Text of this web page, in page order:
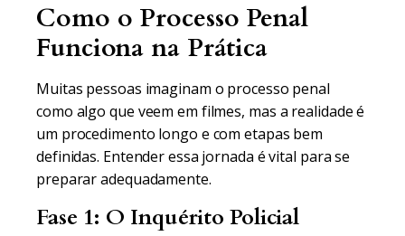
Como o Processo Penal
Funciona na Prática
Muitas pessoas imaginam o processo penal
como algo que veem em filmes, mas a realidade é
um procedimento longo e com etapas bem
definidas. Entender essa jornada é vital para se
preparar adequadamente.
Fase 1: O Inquérito Policial